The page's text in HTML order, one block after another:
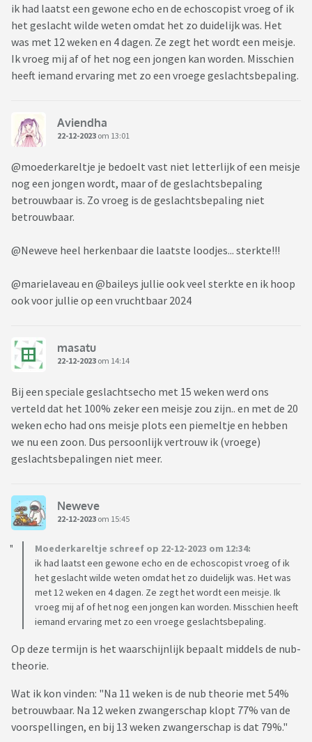
ik had laatst een gewone echo en de echoscopist vroeg of ik
het geslacht wilde weten omdat het zo duidelijk was. Het
was met 12 weken en 4 dagen. Ze zegt het wordt een meisje.
Ik vroeg mij af of het nog een jongen kan worden. Misschien
heeft iemand ervaring met zo een vroege geslachtsbepaling.
Aviendha
22-12-2023 om 13:01
@moederkareltje je bedoelt vast niet letterlijk of een meisje
nog een jongen wordt, maar of de geslachtsbepaling
betrouwbaar is. Zo vroeg is de geslachtsbepaling niet
betrouwbaar.
@Neweve heel herkenbaar die laatste loodjes... sterkte!!!
@marielaveau en @baileys jullie ook veel sterkte en ik hoop
ook voor jullie op een vruchtbaar 2024
masatu
22-12-2023 om 14:14
Bij een speciale geslachtsecho met 15 weken werd ons
verteld dat het 100% zeker een meisje zou zijn.. en met de 20
weken echo had ons meisje plots een piemeltje en hebben
we nu een zoon. Dus persoonlijk vertrouw ik (vroege)
geslachtsbepalingen niet meer.
Neweve
22-12-2023 om 15:45
Moederkareltje schreef op 22-12-2023 om 12:34:
ik had laatst een gewone echo en de echoscopist vroeg of ik
het geslacht wilde weten omdat het zo duidelijk was. Het was
met 12 weken en 4 dagen. Ze zegt het wordt een meisje. Ik
vroeg mij af of het nog een jongen kan worden. Misschien heeft
iemand ervaring met zo een vroege geslachtsbepaling.
Op deze termijn is het waarschijnlijk bepaalt middels de nub-
theorie.
Wat ik kon vinden: "Na 11 weken is de nub theorie met 54%
betrouwbaar. Na 12 weken zwangerschap klopt 77% van de
voorspellingen, en bij 13 weken zwangerschap is dat 79%."